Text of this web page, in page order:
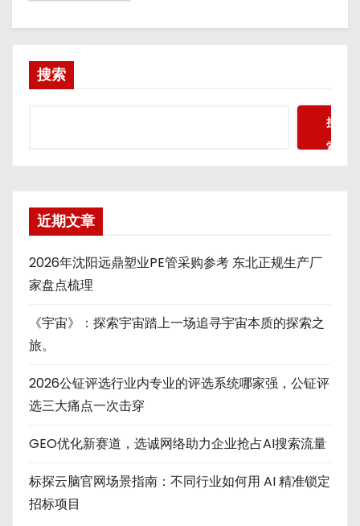
搜索
搜
索
近期文章
2026年沈阳远鼎塑业PE管采购参考 东北正规生产厂
家盘点梳理
《宇宙》：探索宇宙踏上一场追寻宇宙本质的探索之
旅。
2026公钲评选行业内专业的评选系统哪家强，公钲评
选三大痛点一次击穿
GEO优化新赛道，选诚网络助力企业抢占AI搜索流量
标探云脑官网场景指南：不同行业如何用 AI 精准锁定
招标项目